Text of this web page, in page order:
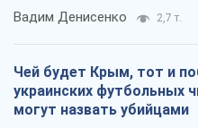
Вадим Денисенко 2,7 т.
Чей будет Крым, тот и
украинских футбольных
могут назвать убийцами